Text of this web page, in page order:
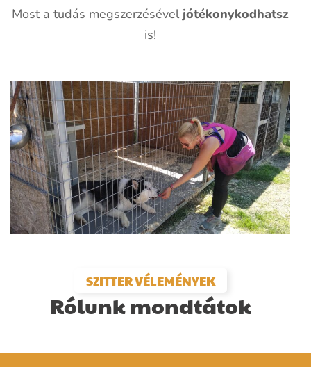
Most a tudás megszerzésével jótékonykodhatsz
is!
SZITTER VÉLEMÉNYEK
Rólunk mondtátok